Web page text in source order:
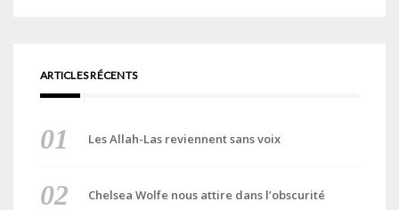
ARTICLES RÉCENTS
Les Allah-Las reviennent sans voix
Chelsea Wolfe nous attire dans l’obscurité